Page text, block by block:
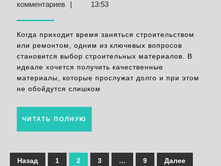
по
цене:
марта
комментариев
| 13:53
Когда приходит время заняться строительством
или ремонтом, одним из ключевых вопросов
становится выбор строительных материалов. В
идеале хочется получить качественные
материалы, которые прослужат долго и при этом
не обойдутся слишком
ЧИТАТЬ ПОЛНУЮ
Пагинация
Назад 1 2 3 … 9 Далее